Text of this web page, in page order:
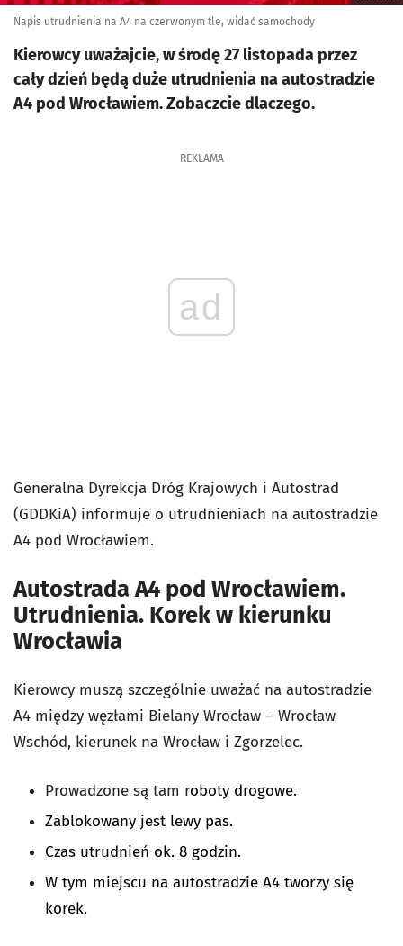
Napis utrudnienia na A4 na czerwonym tle, widać samochody
Kierowcy uważajcie, w środę 27 listopada przez
cały dzień będą duże utrudnienia na autostradzie
A4 pod Wrocławiem. Zobaczcie dlaczego.
REKLAMA
ad
Generalna Dyrekcja Dróg Krajowych i Autostrad
(GDDKiA) informuje o utrudnieniach na autostradzie
A4 pod Wrocławiem.
Autostrada A4 pod Wrocławiem.
Utrudnienia. Korek w kierunku
Wrocławia
Kierowcy muszą szczególnie uważać na autostradzie
A4 między węzłami Bielany Wrocław – Wrocław
Wschód, kierunek na Wrocław i Zgorzelec.
Prowadzone są tam roboty drogowe.
Zablokowany jest lewy pas.
Czas utrudnień ok. 8 godzin.
W tym miejscu na autostradzie A4 tworzy się
korek.